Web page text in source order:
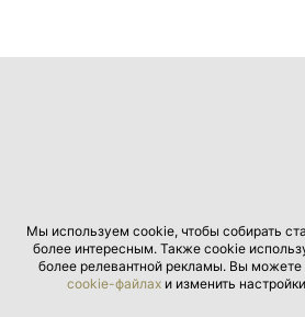
Мы используем cookie, чтобы собирать
более интересным. Также cookie
более релевантной рекламы. Вы можете
cookie-файлах и изменить